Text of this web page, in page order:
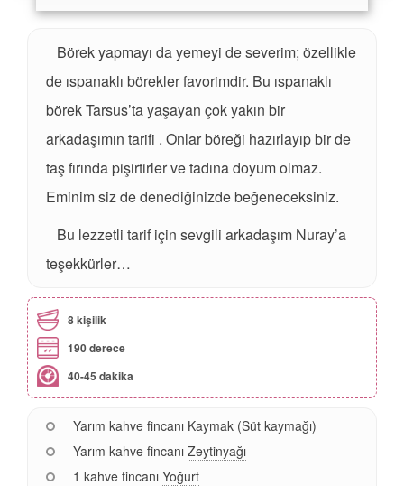
Börek yapmayı da yemeyi de severim; özellikle
de ıspanaklı börekler favorimdir. Bu ıspanaklı
börek Tarsus’ta yaşayan çok yakın bir
arkadaşımın tarifi . Onlar böreği hazırlayıp bir de
taş fırında pişirtirler ve tadına doyum olmaz.
Eminim siz de denediğinizde beğeneceksiniz.
Bu lezzetli tarif için sevgili arkadaşım Nuray’a
teşekkürler…
8 kişilik
190 derece
40-45 dakika
Yarım kahve fincanı Kaymak (Süt kaymağı)
Yarım kahve fincanı Zeytinyağı
1 kahve fincanı Yoğurt